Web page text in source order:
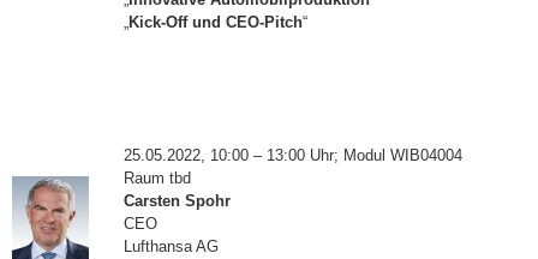
„Kick-Off und CEO-Pitch“
25.05.2022, 10:00 – 13:00 Uhr; Modul WIB04004
Raum tbd
Carsten Spohr
CEO
Lufthansa AG